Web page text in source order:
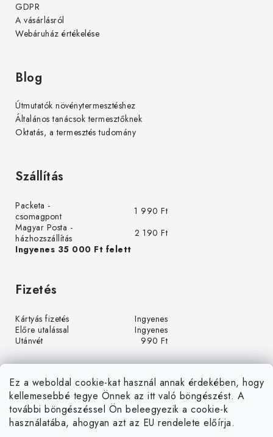
Ez a weboldal cookie-kat használ annak érdekében, hogy
kellemesebbé tegye Önnek az itt való böngészést. A
további böngészéssel Ön beleegyezik a cookie-k
használatába, ahogyan azt az EU rendelete előírja.
GDPR
A vásárlásról
Webáruház értékelése
Blog
Útmutatók növénytermesztéshez
Általános tanácsok termesztőknek
Oktatás, a termesztés tudomány
Szállítás
Packeta -
csomagpont
1 990 Ft
Magyar Posta -
házhozszállítás
2 190 Ft
Ingyenes 35 000 Ft felett
Fizetés
Kártyás fizetés
Ingyenes
Előre utalással
Ingyenes
Utánvét
990 Ft